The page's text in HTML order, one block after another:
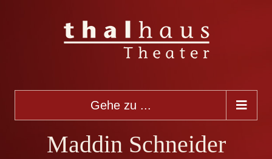
Gehe zu ...
Maddin Schneider